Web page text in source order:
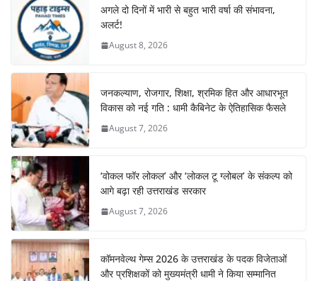
अगले दो दिनों में भारी से बहुत भारी वर्षा की संभावना,
अलर्ट!
August 8, 2026
जनकल्याण, रोजगार, शिक्षा, श्रमिक हित और आधारभूत
विकास को नई गति : धामी कैबिनेट के ऐतिहासिक फैसले
August 7, 2026
‘वोकल फॉर लोकल’ और ‘लोकल टू ग्लोबल’ के संकल्प को
आगे बढ़ा रही उत्तराखंड सरकार
August 7, 2026
कॉमनवेल्थ गेम्स 2026 के उत्तराखंड के पदक विजेताओं
और प्रशिक्षकों को मुख्यमंत्री धामी ने किया सम्मानित